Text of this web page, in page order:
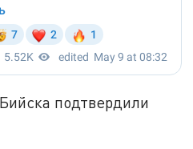
подтвердили